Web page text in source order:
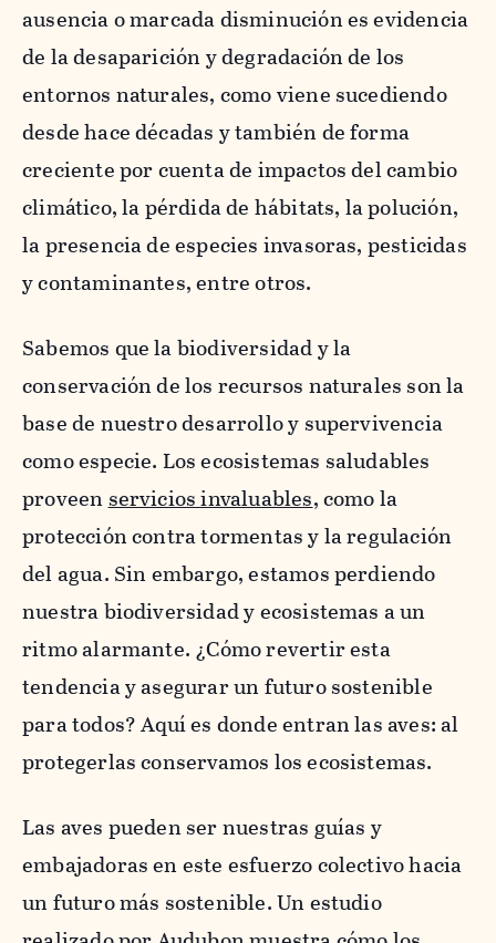
ausencia o marcada disminución es evidencia
de la desaparición y degradación de los
entornos naturales, como viene sucediendo
desde hace décadas y también de forma
creciente por cuenta de impactos del cambio
climático, la pérdida de hábitats, la polución,
la presencia de especies invasoras, pesticidas
y contaminantes, entre otros.
Sabemos que la biodiversidad y la
conservación de los recursos naturales son la
base de nuestro desarrollo y supervivencia
como especie. Los ecosistemas saludables
proveenservicios invaluables, como la
protección contra tormentas y la regulación
del agua. Sin embargo, estamos perdiendo
nuestra biodiversidad y ecosistemas a un
ritmo alarmante. ¿Cómo revertir esta
tendencia y asegurar un futuro sostenible
para todos? Aquí es donde entran las aves: al
protegerlas conservamos los ecosistemas.
Las aves pueden ser nuestras guías y
embajadoras en este esfuerzo colectivo hacia
un futuro más sostenible. Un estudio